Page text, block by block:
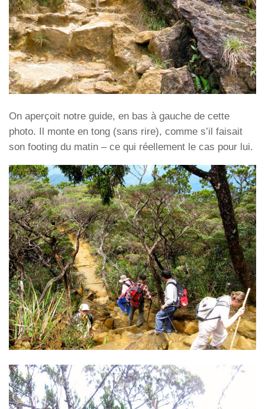
On aperçoit notre guide, en bas à gauche de cette
photo. Il monte en tong (sans rire), comme s’il faisait
son footing du matin – ce qui réellement le cas pour lui.